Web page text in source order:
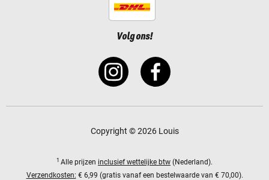
Volg ons!
Copyright © 2026 Louis
1 Alle prijzen inclusief wettelijke btw (Nederland).
Verzendkosten: € 6,99 (gratis vanaf een bestelwaarde van € 70,00).